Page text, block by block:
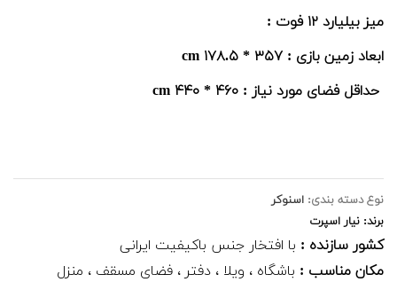
میز بیلیارد ۱۲ فوت :
ابعاد زمین بازی : ۳۵۷ * ۱۷۸.۵ cm
حداقل فضای مورد نیاز : ۴۶۰ * ۴۴۰ cm
نوع دسته بندی: اسنوکر
برند: نیار اسپرت
کشور سازنده : با افتخار جنس باکیفیت ایرانی
مکان مناسب : باشگاه ، ویلا ، دفتر ، فضای مسقف ، منزل